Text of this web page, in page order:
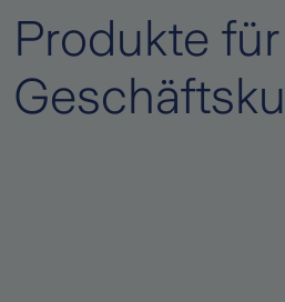
Produkte für